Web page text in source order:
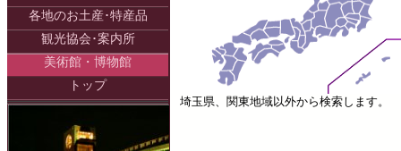
各地のお土産･特産品
観光協会･案内所
美術館・博物館
トップ
埼玉県、関東地域以外から検索します。